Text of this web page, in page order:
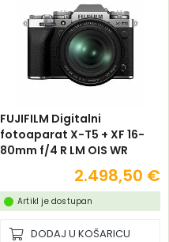
FUJIFILM Digitalni
fotoaparat X-T5 + XF 16-
80mm f/4 R LM OIS WR
2.498,50 €
Artikl je dostupan
DODAJ U KOŠARICU